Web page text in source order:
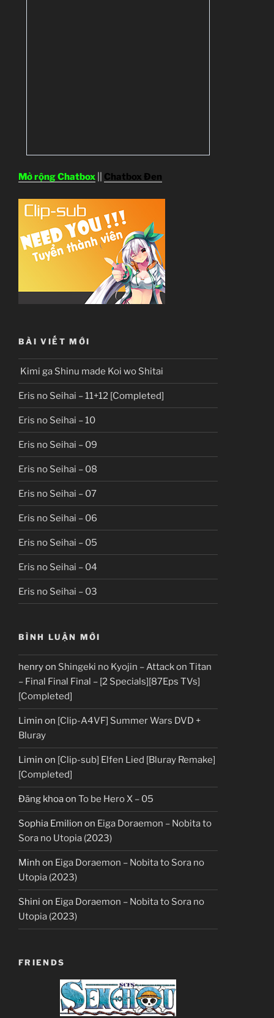
Mở rộng Chatbox Chatbox Đen
BÀI VIẾT MỚI
Kimi ga Shinu made Koi wo Shitai
Eris no Seihai – 11+12 [Completed]
Eris no Seihai – 10
Eris no Seihai – 09
Eris no Seihai – 08
Eris no Seihai – 07
Eris no Seihai – 06
Eris no Seihai – 05
Eris no Seihai – 04
Eris no Seihai – 03
BÌNH LUẬN MỚI
henryon Shingeki no Kyojin – Attack on Titan
– Final Final Final – [2 Specials][87Eps TVs]
[Completed]
Limin on [Clip-A4VF] Summer Wars DVD +
Bluray
Limin on [Clip-sub] Elfen Lied [Bluray Remake]
[Completed]
Đăng khoaon To be Hero X – 05
Sophia Emilion on Eiga Doraemon – Nobita to
Sora no Utopia (2023)
Minh on Eiga Doraemon – Nobita to Sora no
Utopia (2023)
Shini on Eiga Doraemon – Nobita to Sora no
Utopia (2023)
FRIENDS